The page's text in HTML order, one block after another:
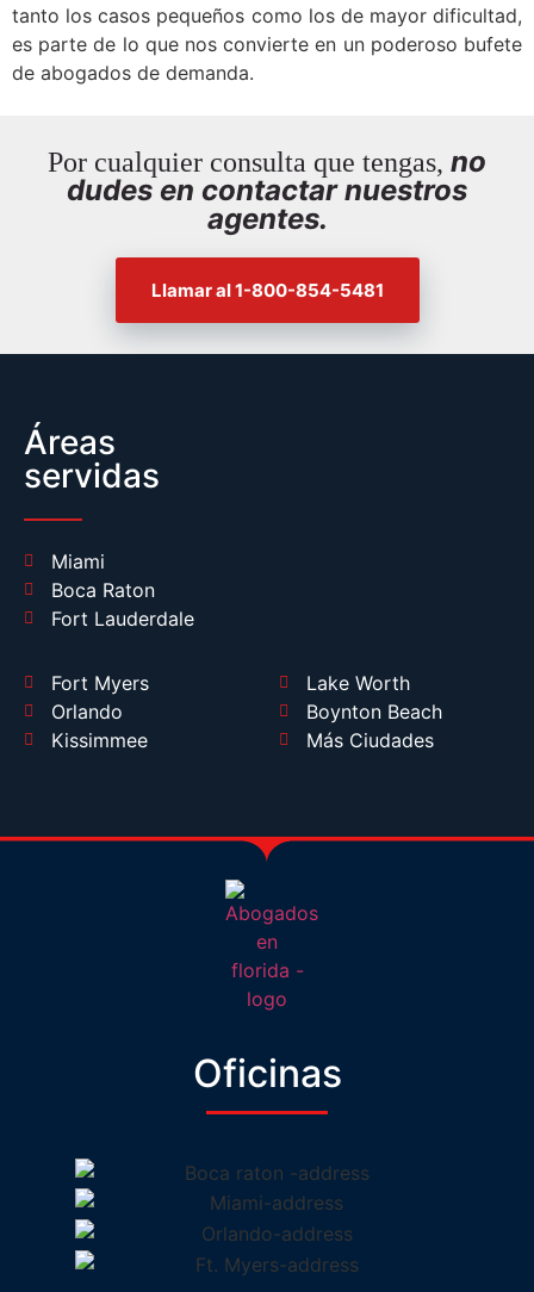
tanto los casos pequeños como los de mayor dificultad,
es parte de lo que nos convierte en un poderoso bufete
de abogados de demanda.
Por cualquier consulta que tengas, no
dudes en contactar nuestros
agentes.
Llamar al 1-800-854-5481
Áreas
servidas
Miami
Boca Raton
Fort Lauderdale
Fort Myers
Orlando
Kissimmee
Lake Worth
Boynton Beach
Más Ciudades
Oficinas